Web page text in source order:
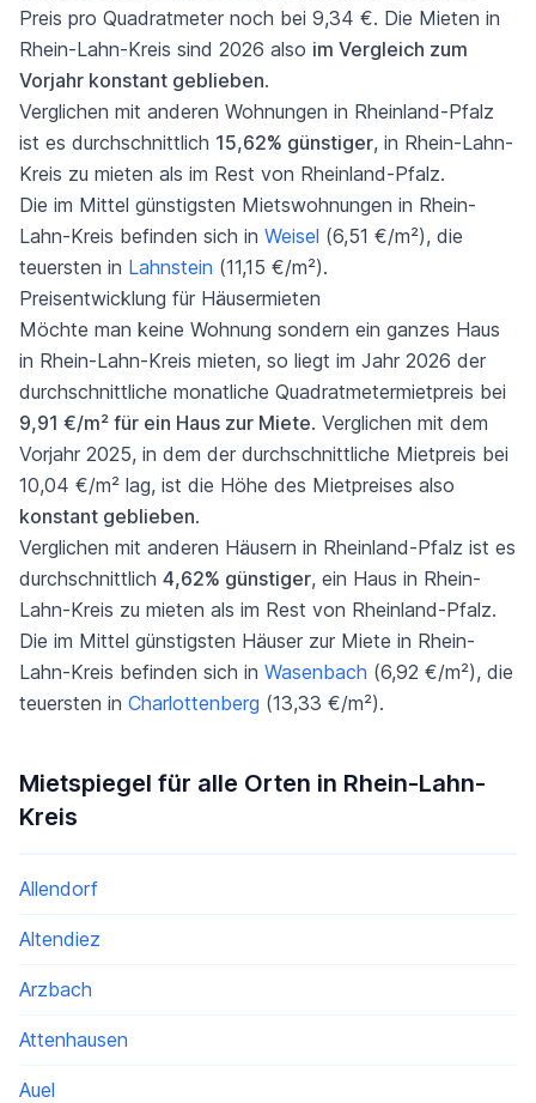
Preis pro Quadratmeter noch bei 9,34 €. Die Mieten in
Rhein-Lahn-Kreis sind 2026 also im Vergleich zum
Vorjahr konstant geblieben.
Verglichen mit anderen Wohnungen in Rheinland-Pfalz
ist es durchschnittlich 15,62% günstiger, in Rhein-Lahn-
Kreis zu mieten als im Rest von Rheinland-Pfalz.
Die im Mittel günstigsten Mietswohnungen in Rhein-
Lahn-Kreis befinden sich in Weisel (6,51 €/m²), die
teuersten in Lahnstein (11,15 €/m²).
Preisentwicklung für Häusermieten
Möchte man keine Wohnung sondern ein ganzes Haus
in Rhein-Lahn-Kreis mieten, so liegt im Jahr 2026 der
durchschnittliche monatliche Quadratmetermietpreis bei
9,91 €/m² für ein Haus zur Miete. Verglichen mit dem
Vorjahr 2025, in dem der durchschnittliche Mietpreis bei
10,04 €/m² lag, ist die Höhe des Mietpreises also
konstant geblieben.
Verglichen mit anderen Häusern in Rheinland-Pfalz ist es
durchschnittlich 4,62% günstiger, ein Haus in Rhein-
Lahn-Kreis zu mieten als im Rest von Rheinland-Pfalz.
Die im Mittel günstigsten Häuser zur Miete in Rhein-
Lahn-Kreis befinden sich in Wasenbach (6,92 €/m²), die
teuersten in Charlottenberg (13,33 €/m²).
Mietspiegel für alle Orten in Rhein-Lahn-
Kreis
Allendorf
Altendiez
Arzbach
Attenhausen
Auel